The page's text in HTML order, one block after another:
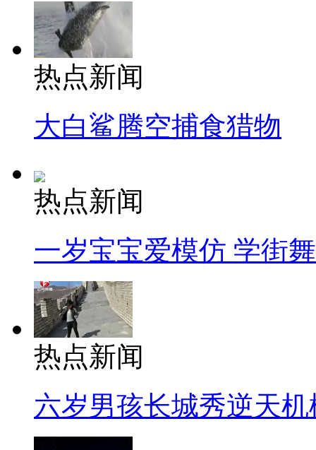
热点新闻
大白鲨腾空捕食猎物
热点新闻
一岁宝宝爱模仿 学街
热点新闻
六岁男孩长城秀逆天机